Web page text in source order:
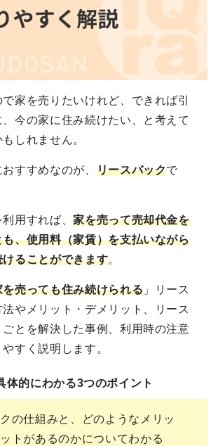
家を売りたいけれど、できれば引
今の家に住み続けたい、と考えて
しれません。
すすめなのが、 リースバックで
利用すれば、家を売って売却代金を
、使用料（家賃）を支払いながら
ることができます。
を売っても住み続けられる 」リース
やメリット・デメリット、リース
とを解決した事例、利用時の注意
すく説明します。
体的にわかる3つのポイント
の仕組みと、どのようなメリッ
トがあるのかについてわかる